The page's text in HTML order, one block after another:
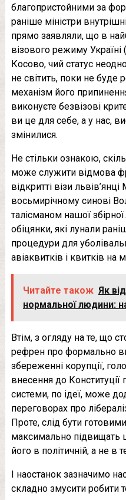
благопристойними за
раніше міністри
прямо заявляли, що в
візового режиму Україні
Косово, чий статус
не світить, поки не буде
механізм його
виконуєте безвізові
ви це для себе, а у нас,
змінилися.
Не стільки ознакою,
може служити відмова
відкритті візи
восьмирічному синові
талісманом нашої
обіцянки, які лунали
процедури для
авіаквитків і квитків на
Читайте також Як
нормальної людини:
Втім, з огляду на те, що
рефрен про формально
збереженні корупції,
внесення до
системи, по ідеї, може
переговорах про
Проте, слід бути
максимально підвищать
його в політичній, а не в
І наостанок зазначимо
складно змусити робити